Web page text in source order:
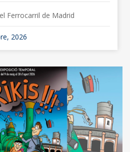
Ferrocarril de Madrid
2026